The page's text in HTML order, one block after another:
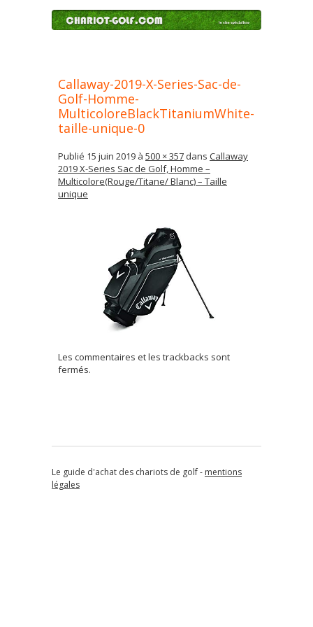
Callaway-2019-X-Series-Sac-de-
Golf-Homme-
MulticoloreBlackTitaniumWhite-
taille-unique-0
Publié 15 juin 2019 à 500 × 357 dans Callaway
2019 X-Series Sac de Golf, Homme –
Multicolore(Rouge/Titane/ Blanc) – Taille
unique
Les commentaires et les trackbacks sont
fermés.
Le guide d'achat des chariots de golf - mentions
légales